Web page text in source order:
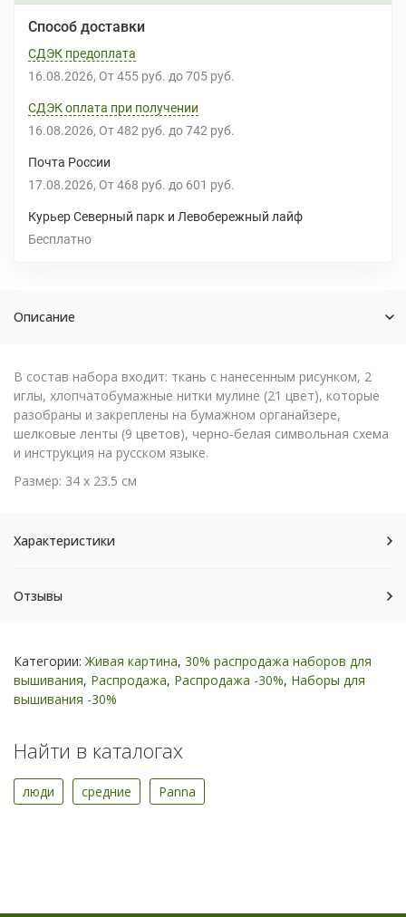
Способ доставки
СДЭК предоплата
16.08.2026 От 455 руб. до 705 руб.
СДЭК оплата при получении
16.08.2026 От 482 руб. до 742 руб.
Почта России
17.08.2026 От 468 руб. до 601 руб.
Курьер Северный парк и Левобережный лайф
Бесплатно
Описание
В состав набора входит: ткань с нанесенным рисунком, 2
иглы, хлопчатобумажные нитки мулине (21 цвет), которые
разобраны и закреплены на бумажном органайзере,
шелковые ленты (9 цветов), черно-белая символьная схема
и инструкция на русском языке.
Размер: 34 х 23.5 см
Характеристики
Отзывы
Категории:Живая картина, 30% распродажа наборов для
вышивания, Распродажа, Распродажа -30%, Наборы для
вышивания -30%
Найти в каталогах
люди средние Panna